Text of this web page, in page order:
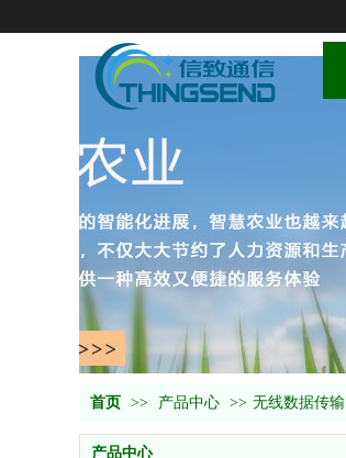
首页 >> 产品中心 >> 无线数据传输
产品中心